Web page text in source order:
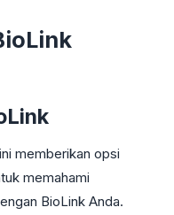
memberikan opsi
memahami
BioLink Anda.